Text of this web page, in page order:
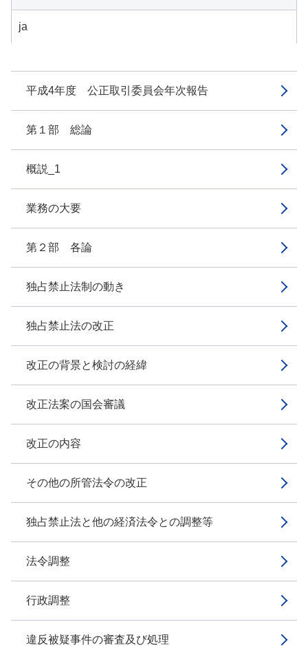
平成4年度 公正取引委員会年次報告
第１部 総論
概説_1
業務の大要
第２部 各論
独占禁止法制の動き
独占禁止法の改正
改正の背景と検討の経緯
改正法案の国会審議
改正の内容
その他の所管法令の改正
独占禁止法と他の経済法令との調整等
法令調整
行政調整
違反被疑事件の審査及び処理
ja